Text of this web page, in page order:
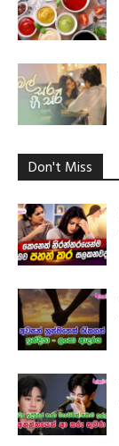
Don't Miss